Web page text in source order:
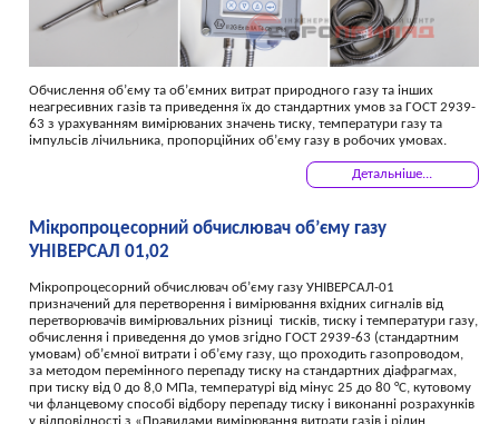
Обчислення об’єму та об’ємних витрат природного газу та інших
неагресивних газів та приведення їх до стандартних умов за ГОСТ 2939-
63 з урахуванням вимірюваних значень тиску, температури газу та
імпульсів лічильника, пропорційних об’єму газу в робочих умовах.
Детальніше...
Мікропроцесорний обчислювач об’єму газу
УНІВЕРСАЛ 01,02
Мікропроцесорний обчислювач об’єму газу УНІВЕРСАЛ-01
призначений для перетворення і вимірювання вхідних сигналів від
перетворювачів вимірювальних різниці тисків, тиску і температури газу,
обчислення і приведення до умов згідно ГОСТ 2939-63 (стандартним
умовам) об’ємної витрати і об’єму газу, що проходить газопроводом,
за методом перемінного перепаду тиску на стандартних діафрагмах,
при тиску від 0 до 8,0 МПа, температурі від мінус 25 до 80 °С, кутовому
чи фланцевому способі відбору перепаду тиску і виконанні розрахунків